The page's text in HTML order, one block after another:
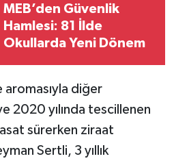
MEB’den Güvenlik
Hamlesi: 81 İlde
Okullarda Yeni Dönem
aromasıyla diğer
2020 yılında tescillenen
sürerken ziraat
Sertli, 3 yıllık